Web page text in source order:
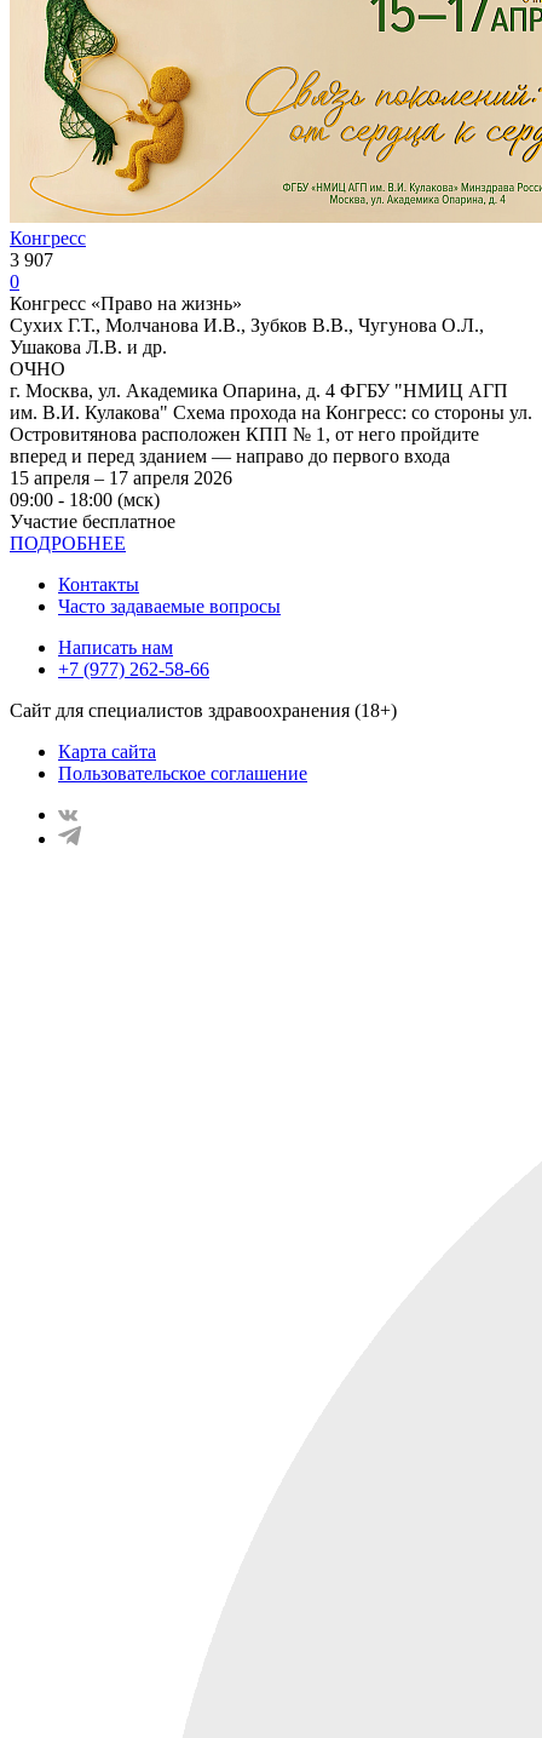
Конгресс
3 907
0
Конгресс «Право на жизнь»
Сухих Г.Т., Молчанова И.В., Зубков В.В., Чугунова О.Л.,
Ушакова Л.В. и др.
ОЧНО
г. Москва, ул. Академика Опарина, д. 4 ФГБУ "НМИЦ АГП
им. В.И. Кулакова" Схема прохода на Конгресс: со стороны ул.
Островитянова расположен КПП № 1, от него пройдите
вперед и перед зданием — направо до первого входа
15 апреля – 17 апреля 2026
09:00 - 18:00 (мск)
Участие бесплатное
ПОДРОБНЕЕ
Контакты
Часто задаваемые вопросы
Написать нам
+7 (977) 262-58-66
Сайт для специалистов здравоохранения (18+)
Карта сайта
Пользовательское соглашение